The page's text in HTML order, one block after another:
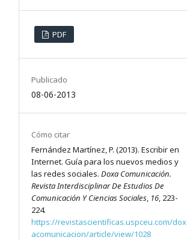
PDF
Publicado
08-06-2013
Cómo citar
Fernández Martínez, P. (2013). Escribir en
Internet. Guía para los nuevos medios y
las redes sociales.Doxa Comunicación.
Revista Interdisciplinar De Estudios De
Comunicación Y Ciencias Sociales, 16, 223-
224.
https://revistascientificas.uspceu.com/dox
acomunicacion/article/view/1028